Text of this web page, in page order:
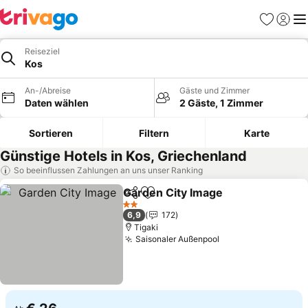
Favoriten
Reiseziel
Kos
An-/Abreise
Daten wählen
Gäste und Zimmer
2 Gäste, 1 Zimmer
Sortieren Filtern Karte
Günstige Hotels in Kos, Griechenland
So beeinflussen Zahlungen an uns unser Ranking
TeilenZu Favoriten hinzufügen
Garden City Image
2 Sterne
6,9
172
Tigaki
Saisonaler Außenpool